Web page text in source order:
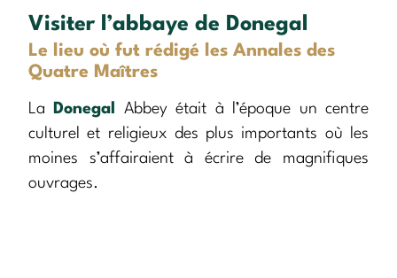
Visiter l’abbaye de Donegal
Le lieu où fut rédigé les Annales des
Quatre Maîtres
La Donegal
Abbey était à l’époque un centre
culturel et religieux des plus importants où les
moines s’affairaient à écrire de magnifiques
ouvrages.